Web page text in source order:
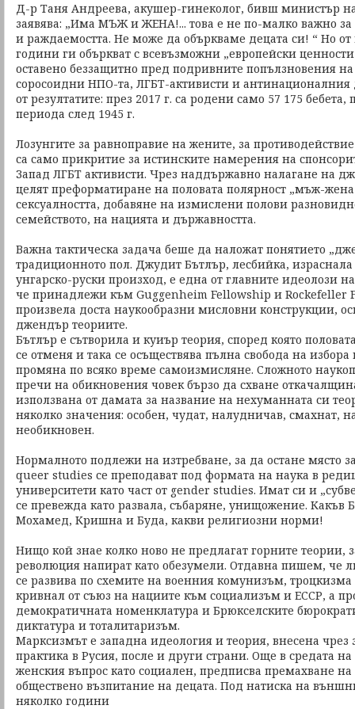
Д-р Таня Андреева, акушер-гинеколог, бивш министър
заявява: „Има МЪЖ и ЖЕНА!... това е не по-малко важно за
и раждаемостта. Не може да объркваме децата си! “ Но от
години ги объркват с всевъзможни „европейски
оставено беззащитно пред подривните попълзновения
соросоидни НПО-та, ЛГБТ-активисти и антинационалния
от резултатите: през 2017 г. са родени само 57 175
периода след 1945 г.
Лозунгите за равноправие на жените, за
са само прикритие за истинските намерения на
Запад ЛГБТ активисти. Чрез наддържавно налагане на
целят преформатиране на половата полярност „мъж-
сексуалността, добавяне на измислени полови
семейството, на нацията и държавността.
Важна тактическа задача беше да наложат понятието
традиционното пол. Джудит Бътлър, лесбийка,
унгарско-руски произход, е една от главните идеолози
че принадлежи към Guggenheim Fellowship и Rockefeller
произвела доста наукообразни мисловни конструкции,
джендър теориите.
Бътлър е сътворила и куиър теория, според която
се отменя и така се осъществява пълна свобода на
промяна по всяко време самоизмисляне. Сложното
пречи на обикновения човек бързо да схване
използвана от дамата за название на нехуманната си
няколко значения: особен, чудат, налудничав, смахнат,
необикновен.
Нормалното подлежи на изтребване, за да остане място
queer studies се преподават под формата на наука в
университети като част от gender studies. Имат си и
се превежда като развала, събаряне, унищожение. Какъв
Мохамед, Кришна и Буда, какви религиозни норми!
Нищо кой знае колко ново не предлагат горните теории,
революция напират като обезумели. Отдавна пишем, че
се развива по схемите на военния комунизъм,
кривнал от съюз на нациите към социализъм и ЕССР, а
демократичната номенклатура и Брюкселските
диктатура и тоталитаризъм.
Марксизмът е западна идеология и теория, внесена чрез
практика в Русия, после и други страни. Още в средата
женския въпрос като социален, предписва премахване на
обществено възпитание на децата. Под натиска на
няколко години